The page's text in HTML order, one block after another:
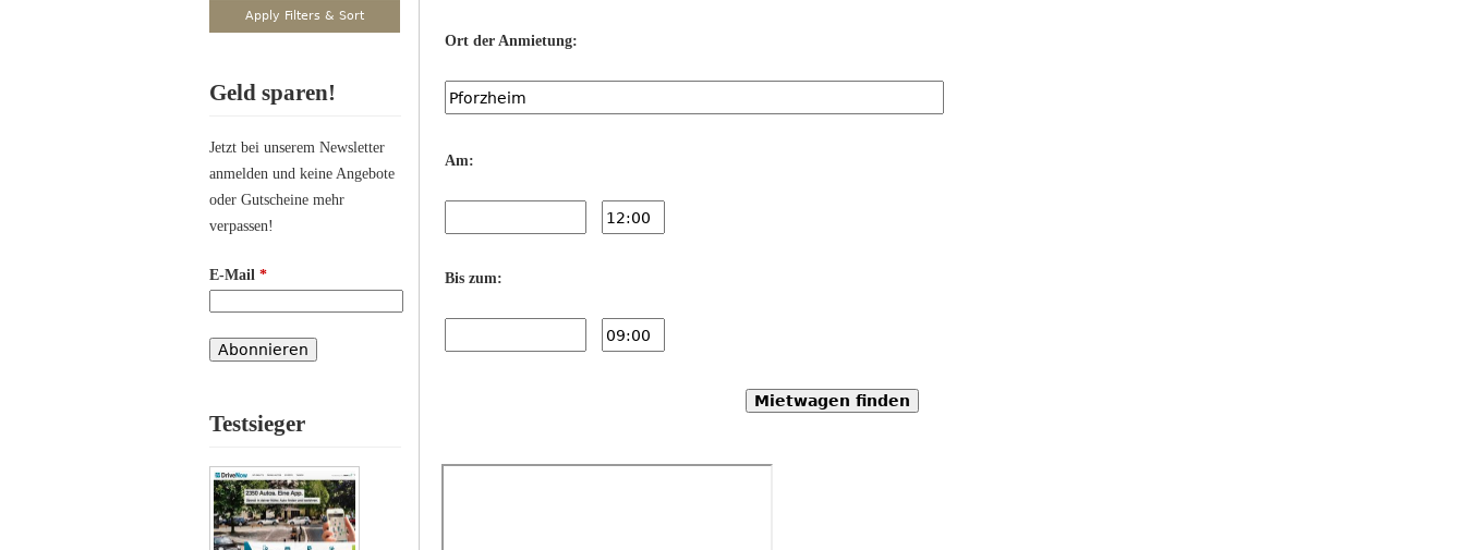
Ort der Anmietung:
Am:
Bis zum:
Mietwagen finden
Geld sparen!
Jetzt bei unserem Newsletter
anmelden und keine Angebote
oder Gutscheine mehr
verpassen!
E-Mail *
Testsieger